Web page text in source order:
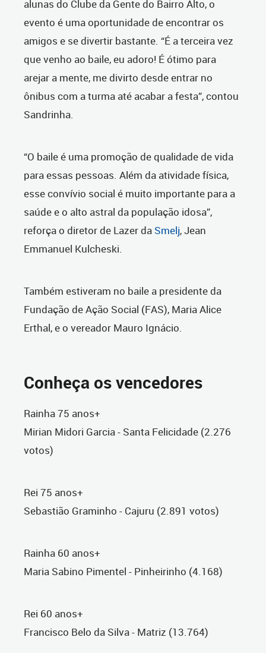
alunas do Clube da Gente do Bairro Alto, o
evento é uma oportunidade de encontrar os
amigos e se divertir bastante. “É a terceira vez
que venho ao baile, eu adoro! É ótimo para
arejar a mente, me divirto desde entrar no
ônibus com a turma até acabar a festa”, contou
Sandrinha.
“O baile é uma promoção de qualidade de vida
para essas pessoas. Além da atividade física,
esse convívio social é muito importante para a
saúde e o alto astral da população idosa”,
reforça o diretor de Lazer da Smelj, Jean
Emmanuel Kulcheski.
Também estiveram no baile a presidente da
Fundação de Ação Social (FAS), Maria Alice
Erthal, e o vereador Mauro Ignácio.
Conheça os vencedores
Rainha 75 anos+
Mirian Midori Garcia - Santa Felicidade (2.276
votos)
Rei 75 anos+
Sebastião Graminho - Cajuru (2.891 votos)
Rainha 60 anos+
Maria Sabino Pimentel - Pinheirinho (4.168)
Rei 60 anos+
Francisco Belo da Silva - Matriz (13.764)